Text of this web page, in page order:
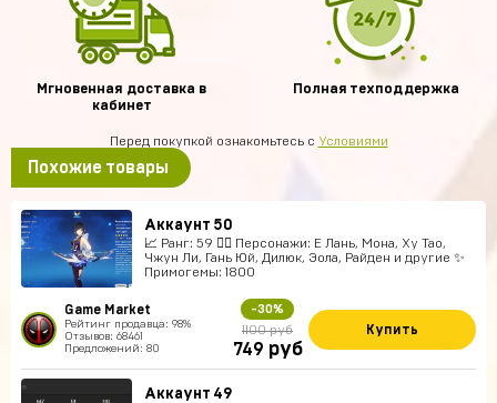
Мгновенная доставка в
кабинет
Полная техподдержка
Перед покупкой ознакомьтесь с Условиями
Похожие товары
Аккаунт 50
📈 Ранг: 59 🧍‍♀️ Персонажи: Е Лань, Мона, Ху Тао,
Чжун Ли, Гань Юй, Дилюк, Эола, Райден и другие ✨
Примогемы: 1800
Game Market
Рейтинг продавца: 98%
Отзывов: 68461
Предложений: 80
-30%
1100 руб
749 руб
Купить
Аккаунт 49